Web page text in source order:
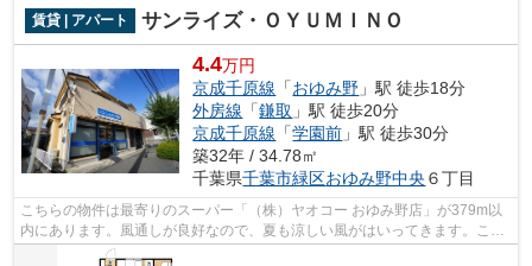
賃貸 | アパート サンライズ・ＯＹＵＭＩＮＯ
4.4万円
京成千原線 「おゆみ野 」駅 徒歩18分
外房線 「鎌取 」駅 徒歩20分
京成千原線 「学園前 」駅 徒歩30分
築32年 / 34.78㎡
千葉県千葉市緑区おゆみ野中央 ６丁目
こちらの物件は最寄りのスーパー「（株）ヤオコー おゆみ野店」が379m以
内にあります。風通しが良好なので、夏も涼しい風がはいってきます。こち
らの物件は自走式駐車場がご利用いただ...